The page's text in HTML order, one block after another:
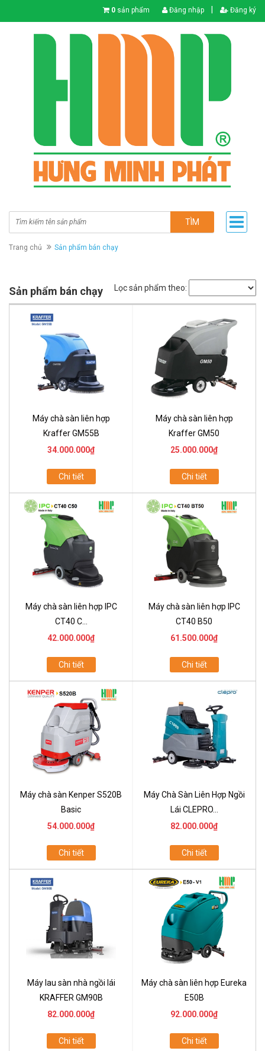
0 sản phẩm Đăng nhập Đăng ký
TÌM
Trang chủ Sản phẩm bán chạy
Sản phẩm bán chạy Lọc sản phẩm theo:
Máy chà sàn liên hợp
Kraffer GM55B
34.000.000₫
Chi tiết
Máy chà sàn liên hợp
Kraffer GM50
25.000.000₫
Chi tiết
Máy chà sàn liên hợp IPC
CT40 C...
42.000.000₫
Chi tiết
Máy chà sàn liên hợp IPC
CT40 B50
61.500.000₫
Chi tiết
Máy chà sàn Kenper S520B
Basic
54.000.000₫
Chi tiết
Máy Chà Sàn Liên Hợp Ngồi
Lái CLEPRO...
82.000.000₫
Chi tiết
Máy lau sàn nhà ngồi lái
KRAFFER GM90B
82.000.000₫
Chi tiết
Máy chà sàn liên hợp Eureka
E50B
92.000.000₫
Chi tiết